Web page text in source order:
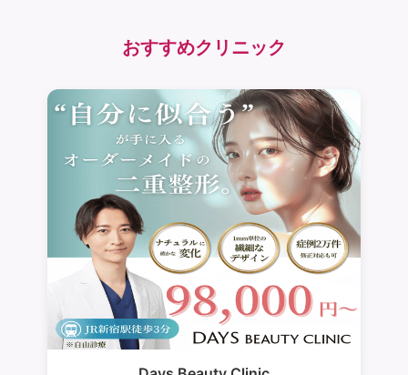
おすすめクリニック